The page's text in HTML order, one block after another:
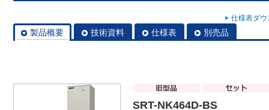
仕様表ダ
製品概要 技術資料 仕様表 別売品
SRT-NK464D-BS